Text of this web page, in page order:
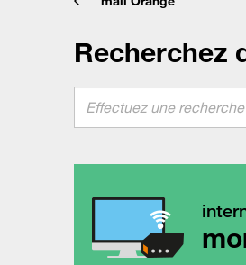
Recherchez